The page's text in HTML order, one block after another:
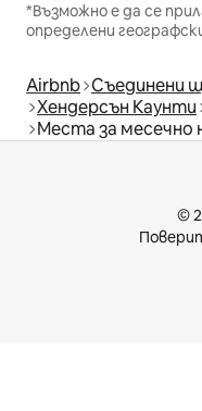
*Възможно е да се
определени
Airbnb Съединени
Хендерсън Каунти
Места за месечно
©